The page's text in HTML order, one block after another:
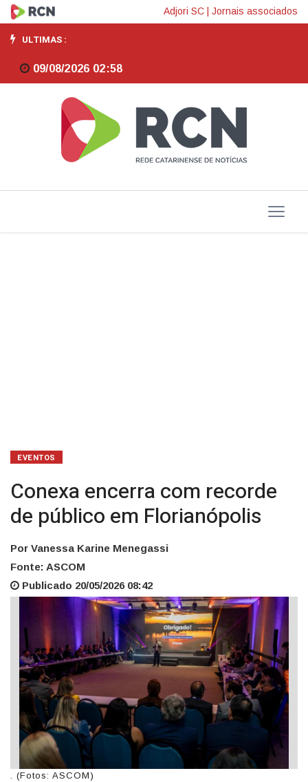
Conexa
encerra
com
recorde
público
em
Adjori SC Jornais associados
ULTIMAS :
09/08/2026 02:58
EVENTOS
Conexa encerra com recorde
de público em Florianópolis
Por Vanessa Karine Menegassi
Fonte: ASCOM
Publicado 20/05/2026 08:42
. (Fotos: ASCOM)